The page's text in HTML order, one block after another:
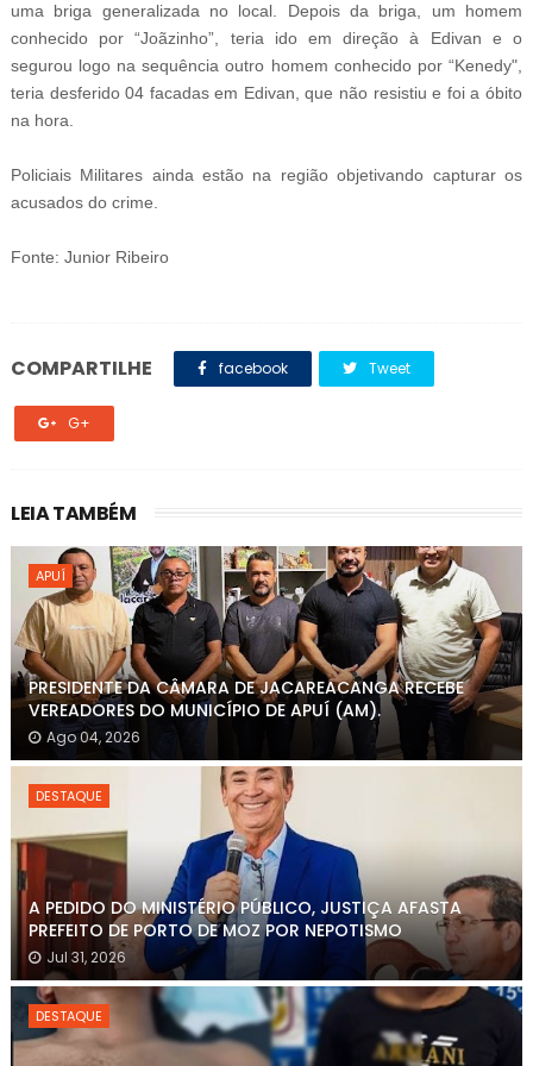
uma briga generalizada no local. Depois da briga, um homem
conhecido por “Joãzinho”, teria ido em direção à Edivan e o
segurou logo na sequência outro homem conhecido por “Kenedy",
teria desferido 04 facadas em Edivan, que não resistiu e foi a óbito
na hora.
Policiais Militares ainda estão na região objetivando capturar os
acusados do crime.
Fonte: Junior Ribeiro
COMPARTILHE facebook Tweet
G+
LEIA TAMBÉM
APUÍ
PRESIDENTE DA CÂMARA DE JACAREACANGA RECEBE
VEREADORES DO MUNICÍPIO DE APUÍ (AM).
Ago 04, 2026
DESTAQUE
A PEDIDO DO MINISTÉRIO PÚBLICO, JUSTIÇA AFASTA
PREFEITO DE PORTO DE MOZ POR NEPOTISMO
Jul 31, 2026
DESTAQUE